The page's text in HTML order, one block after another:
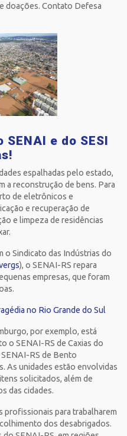
doações. Contato Defesa
e do SESI
espalhadas pelo estado,
a reconstrução de bens. Para
de eletrônicos e
e recuperação de
e limpeza de residências
o Sindicato das Indústrias do
), o SENAI-RS repara
empresas, que foram
no Rio Grande do Sul
por exemplo, está
o SENAI-RS de Caxias do
RS de Bento
As unidades estão envolvidas
solicitados, além de
das cidades.
profissionais para trabalharem
dos desabrigados.